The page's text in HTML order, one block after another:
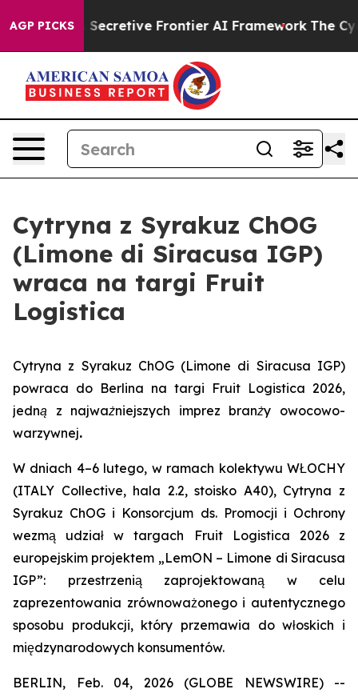
AGP PICKSIts Secretive Frontier AI Framework The
Cytryna z Syrakuz ChOG
(Limone di Siracusa IGP)
wraca na targi Fruit
Logistica
Cytryna z Syrakuz ChOG (Limone di Siracusa IGP)
powraca do Berlina na targi Fruit Logistica 2026,
jedną z najważniejszych imprez branży owocowo-
warzywnej.
W dniach 4–6 lutego, w ramach kolektywu WŁOCHY
(ITALY Collective, hala 2.2, stoisko A40), Cytryna z
Syrakuz ChOG i Konsorcjum ds. Promocji i Ochrony
wezmą udział w targach Fruit Logistica 2026 z
europejskim projektem „LemON – Limone di Siracusa
IGP”: przestrzenią zaprojektowaną w celu
zaprezentowania zrównoważonego i autentycznego
sposobu produkcji, który przemawia do włoskich i
międzynarodowych konsumentów.
BERLIN, Feb. 04, 2026 (GLOBE NEWSWIRE) --